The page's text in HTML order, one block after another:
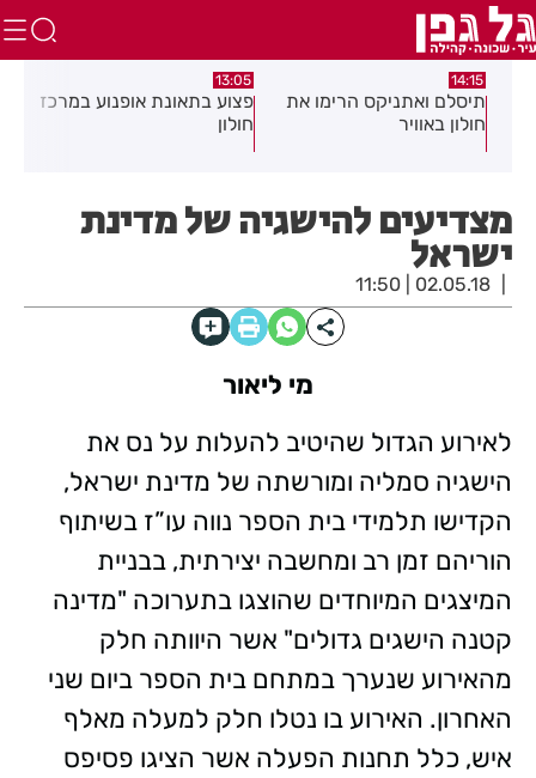
14:15
תיסלם ואתניקס הרימו את
חולון באוויר
13:05
פצוע בתאונת אופנוע במרכז
חולון
מצדיעים להישגיה של מדינת
ישראל
02.05.18 | 11:50
מי ליאור
לאירוע הגדול שהיטיב להעלות על נס את
הישגיה סמליה ומורשתה של מדינת ישראל,
הקדישו תלמידי בית הספר נווה עו”ז בשיתוף
הוריהם זמן רב ומחשבה יצירתית, בבניית
המיצגים המיוחדים שהוצגו בתערוכה "מדינה
קטנה הישגים גדולים" אשר היוותה חלק
מהאירוע שנערך במתחם בית הספר ביום שני
האחרון. האירוע בו נטלו חלק למעלה מאלף
איש, כלל תחנות הפעלה אשר הציגו פסיפס